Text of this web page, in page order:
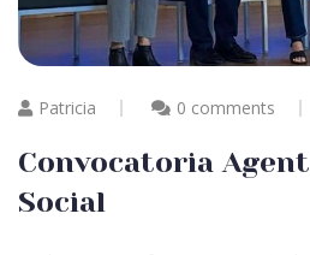
Patricia 0 comments
Convocatoria
Social